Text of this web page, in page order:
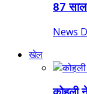
87 साल
News
खेल